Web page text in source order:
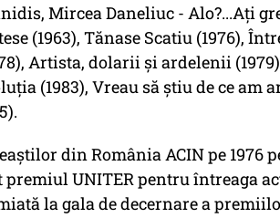
Mircea Daneliuc - Alo?...Aţi
(1963), Tănase Scatiu (1976),
Artista, dolarii şi ardelenii
(1983), Vreau să ştiu de ce am
din România ACIN pe 1976
premiul UNITER pentru întreaga
la gala de decernare a